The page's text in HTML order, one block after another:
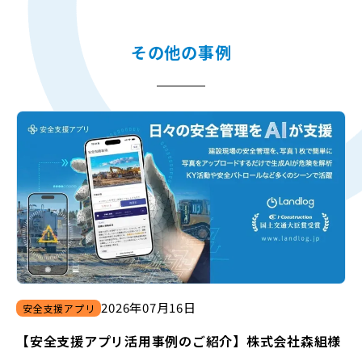
その他の事例
安全支援アプリ 2026年07月16日
【安全支援アプリ活用事例のご紹介】株式会社森組様